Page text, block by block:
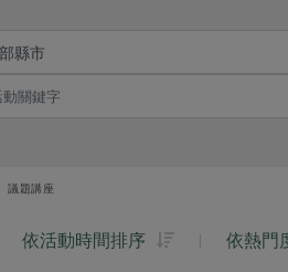
議題講座
依活動時間排序 | 依熱門